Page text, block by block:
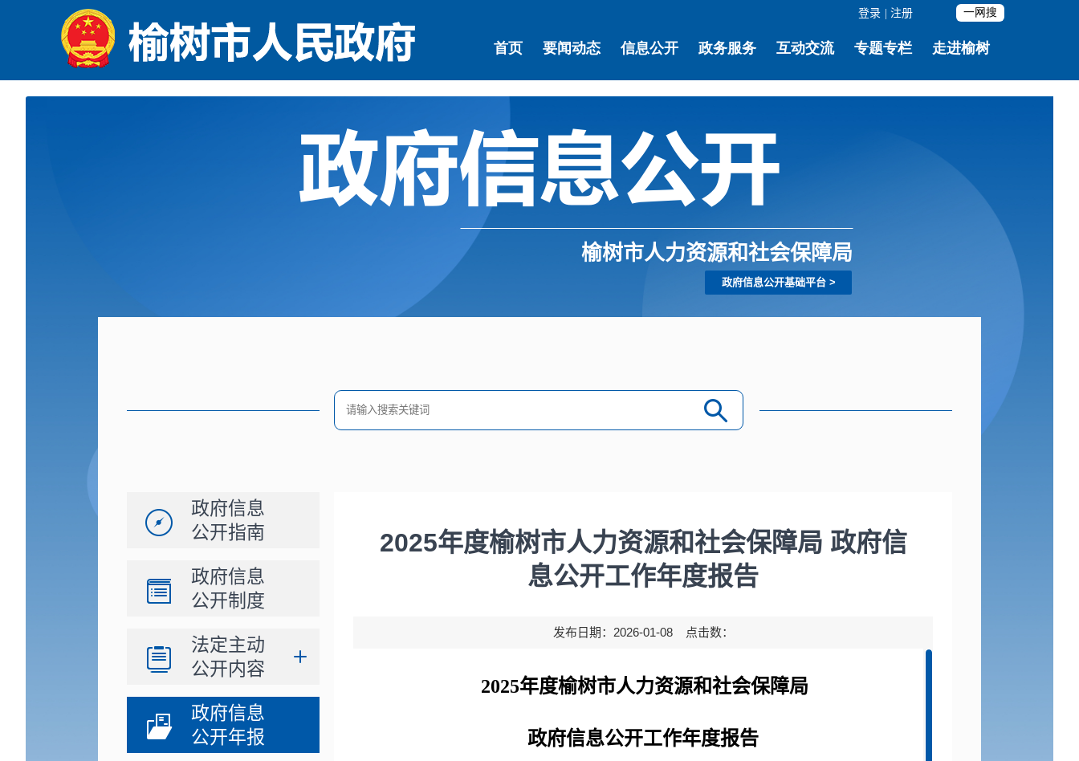
登录 注册
榆树市人力资源和社会保障局
政府信息公开基础平台>
政府信息
公开指南
政府信息
公开制度
法定主动
公开内容
政府信息
公开年报
2025年度榆树市人力资源和社会保障局 政府信
息公开工作年度报告
发布日期：2026-01-08 点击数：
2025年度榆树市人力资源和社会保障局
政府信息公开工作年度报告